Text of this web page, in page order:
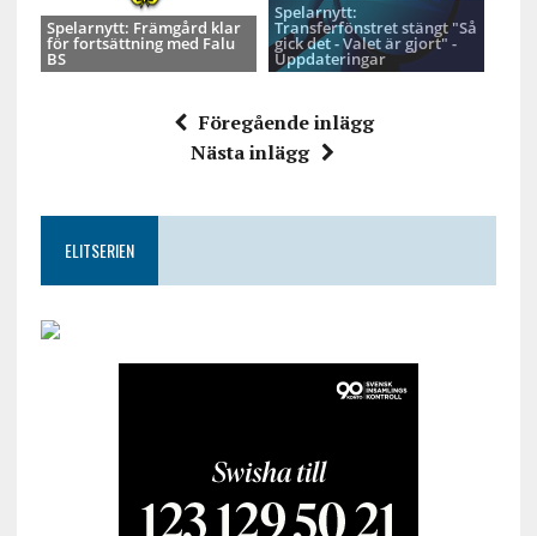
Spelarnytt: Främgård klar
för fortsättning med Falu
BS
Spelarnytt:
Transferfönstret stängt "Så
gick det - Valet är gjort" -
Uppdateringar
Föregående inlägg
Nästa inlägg
ELITSERIEN